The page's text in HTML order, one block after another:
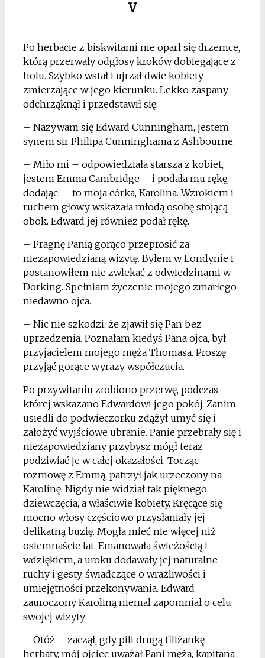
V
Po herbacie z biskwitami nie oparł się drzemce,
którą przerwały odgłosy kroków dobiegające z
holu. Szybko wstał i ujrzał dwie kobiety
zmierzające w jego kierunku. Lekko zaspany
odchrząknął i przedstawił się:
– Nazywam się Edward Cunningham, jestem
synem sir Philipa Cunninghama z Ashbourne.
– Miło mi – odpowiedziała starsza z kobiet,
jestem Emma Cambridge – i podała mu rękę,
dodając: – to moja córka, Karolina. Wzrokiem i
ruchem głowy wskazała młodą osobę stojącą
obok. Edward jej również podał rękę.
– Pragnę Panią gorąco przeprosić za
niezapowiedzianą wizytę. Byłem w Londynie i
postanowiłem nie zwlekać z odwiedzinami w
Dorking. Spełniam życzenie mojego zmarłego
niedawno ojca.
– Nic nie szkodzi, że zjawił się Pan bez
uprzedzenia. Poznałam kiedyś Pana ojca, był
przyjacielem mojego męża Thomasa. Proszę
przyjąć gorące wyrazy współczucia.
Po przywitaniu zrobiono przerwę, podczas
której wskazano Edwardowi jego pokój. Zanim
usiedli do podwieczorku zdążył umyć się i
założyć wyjściowe ubranie. Panie przebrały się i
niezapowiedziany przybysz mógł teraz
podziwiać je w całej okazałości. Tocząc
rozmowę z Emmą, patrzył jak urzeczony na
Karolinę. Nigdy nie widział tak pięknego
dziewczęcia, a właściwie kobiety. Kręcące się
mocno włosy częściowo przysłaniały jej
delikatną buzię. Mogła mieć nie więcej niż
osiemnaście lat. Emanowała świeżością i
wdziękiem, a uroku dodawały jej naturalne
ruchy i gesty, świadczące o wrażliwości i
umiejętności przekonywania. Edward
zauroczony Karoliną niemal zapomniał o celu
swojej wizyty.
– Otóż – zaczął, gdy pili drugą filiżankę
herbaty, mój ojciec uważał Pani męża, kapitana